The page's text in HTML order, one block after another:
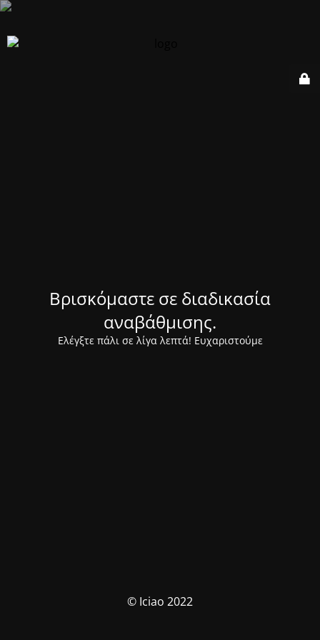
Βρισκόμαστε σε διαδικασία
αναβάθμισης.
Ελέγξτε πάλι σε λίγα λεπτά! Ευχαριστούμε
© Iciao 2022